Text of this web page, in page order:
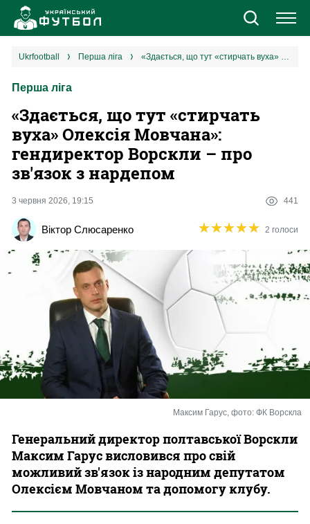
Новини
Єврокубки
УПЛ
Різне
Букмекери
Казино
ukrfootball перша ліга «Здається, що тут «стирчать вуха» Олексія Мовчана‎»: гендиректор Ворскли – про зв'язок з нардепом
Перша ліга
«Здається, що тут «стирчать
вуха» Олексія Мовчана‎»:
гендиректор Ворскли – про
зв'язок з нардепом
3 червня 2026, 19:15 441
Віктор Слюсаренко ★★★★★
★★★★★ 2 голоси
Максим Гарус, фото: ФК Ворскла
Генеральний директор полтавської Ворскли
Максим Гарус висловився про свій
можливий зв'язок із народним депутатом
Олексієм Мовчаном та допомогу клубу.